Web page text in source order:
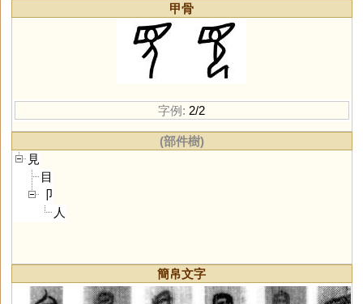
甲骨
字例: 2/2
(部件樹)
見
目
卩
人
簡帛文字